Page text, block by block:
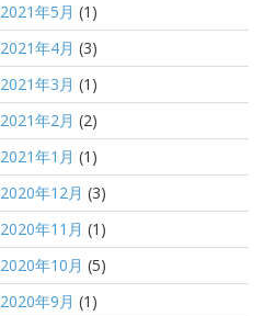
2021年5月 (1)
2021年4月 (3)
2021年3月 (1)
2021年2月 (2)
2021年1月 (1)
2020年12月 (3)
2020年11月 (1)
2020年10月 (5)
2020年9月 (1)